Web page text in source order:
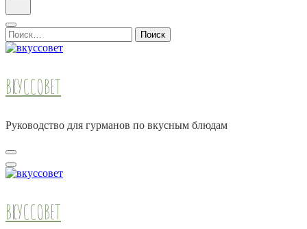
Найти:
ВКУССОВЕТ
Руководство для гурманов по вкусным блюдам
ВКУССОВЕТ